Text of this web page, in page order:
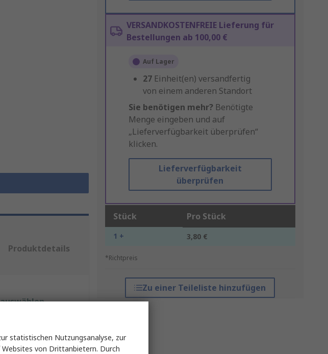
VERSANDKOSTENFREIE Lieferung für
Bestellungen ab 100,00 €
Auf Lager
27 Einheit(en) versandfertig
von einem anderen Standort
Sie benötigen mehr? Benötigte
Menge eingeben und auf
„Lieferverfügbarkeit überprüfen“
klicken.
Lieferverfügbarkeit
überprüfen
Stück Pro Stück
1 + 3,80 €
*Richtpreis
Zu einer Teileliste hinzufügen
Produktdetails
statistischen Nutzungsanalyse, zur
von Drittanbietern. Durch